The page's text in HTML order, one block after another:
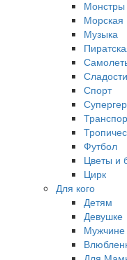
Монстры
Морская
Музыка
Спорт
Футбол
Цветы и
Цирк
Для кого
Детям
Девушке
Мужчине